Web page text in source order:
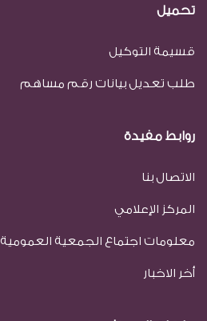
تحميل
قسيمة التوكيل
طلب تعديل بيانات رقم مساهم
روابط مفيدة
الاتصال بنا
المركز الإعلامي
معلومات اجتماع الجمعية العمومية
أخر الاخبار